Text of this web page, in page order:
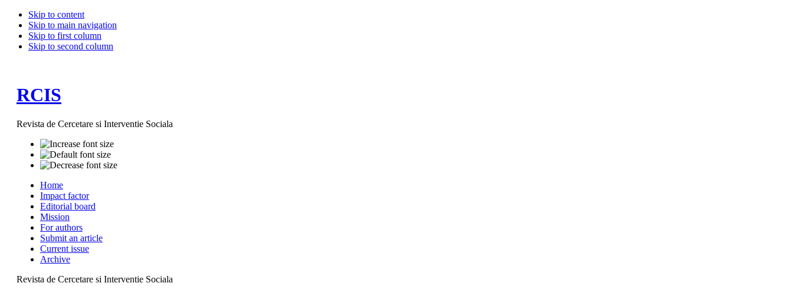
Skip to content
Skip to main navigation
Skip to first column
Skip to second column
RCIS
Revista de Cercetare si Interventie Sociala
Home
Impact factor
Editorial board
Mission
For authors
Submit an article
Current issue
Archive
Revista de Cercetare si Interventie Sociala